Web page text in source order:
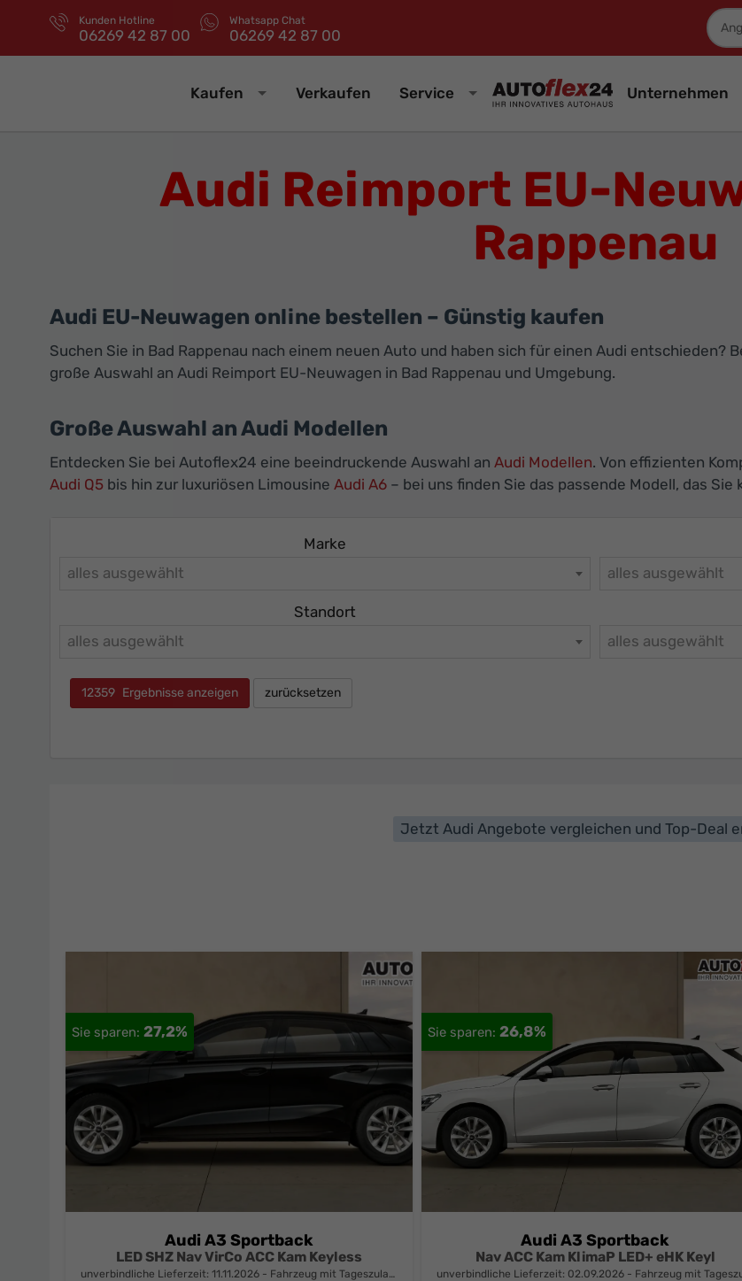
Kunden Hotline
06269 42 87 00
Whatsapp Chat
06269 42 87 00
Kaufen Verkaufen Service Unternehmen
Audi Reimport EU-
Rappenau
Audi EU-Neuwagen online bestellen – Günstig kaufen
Suchen Sie in Bad Rappenau nach einem neuen Auto und haben sich für einen Audi entschieden?
große Auswahl an Audi Reimport EU-Neuwagen in Bad Rappenau und Umgebung.
Große Auswahl an Audi Modellen
Entdecken Sie bei Autoflex24 eine beeindruckende Auswahl an Audi Modellen. Von effizienten
Audi Q5 bis hin zur luxuriösen Limousine Audi A6 – bei uns finden Sie das passende Modell, das Sie
Marke
alles ausgewählt
alles ausgewählt
Standort
alles ausgewählt
alles ausgewählt
12359 Ergebnisse anzeigen zurücksetzen
Jetzt Audi Angebote vergleichen und Top-Deal
27,2%
Audi A3 Sportback
LED SHZ Nav VirCo ACC Kam Keyless
unverbindliche Lieferzeit: 11.11.2026 Fahrzeug mit Tageszulassung
26,8%
Audi A3 Sportback
Nav ACC Kam KlimaP LED+ eHK Keyl
unverbindliche Lieferzeit: 02.09.2026 Fahrzeug mit